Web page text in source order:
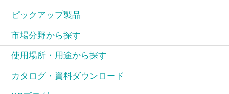
ピックアップ製品
市場分野から探す
使用場所・用途から探す
カタログ・資料ダウンロード